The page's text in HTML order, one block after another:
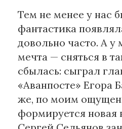
Тем не менее у нас
фантастика
довольно часто. А у
мечта — сняться в
сбылась: сыграл
«Аванпосте» Егора
же, по моим
формируется новая